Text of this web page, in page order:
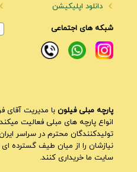
دانلود اپلیکیشن
شبکه های اجتماعی
پارچه مبلی فیلون با مدیریت آقای
انواع پارچه های مبلی فعالیت
تولیدکنندگان محترم در سراسر
نیازشان را از میان طیف گسترده ای
سایت ما خریداری کنند.